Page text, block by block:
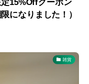
15%Offクーポン
になりました！）
雑貨